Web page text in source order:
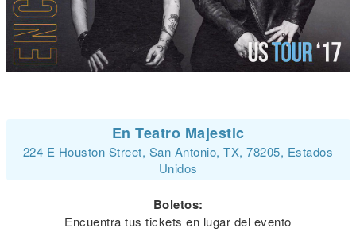
En Teatro Majestic
224 E Houston Street, San Antonio, TX, 78205, Estados
Unidos
Boletos:
Encuentra tus tickets en lugar del evento